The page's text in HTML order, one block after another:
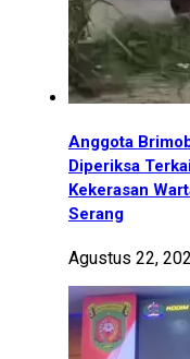
Anggota
Diperiksa
Kekerasan
Serang
Agustus 22,